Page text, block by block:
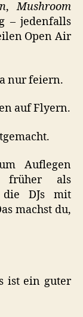
,Mushroom
– jedenfalls
Open Air
nur feiern.
auf Flyern.
Auflegen
früher als
die DJs mit
machst du,
ist ein guter